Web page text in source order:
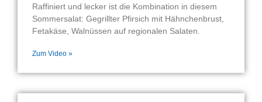
Raffiniert und lecker ist die Kombination in diesem
Sommersalat: Gegrillter Pfirsich mit Hähnchenbrust,
Fetakäse, Walnüssen auf regionalen Salaten.
Zum Video »